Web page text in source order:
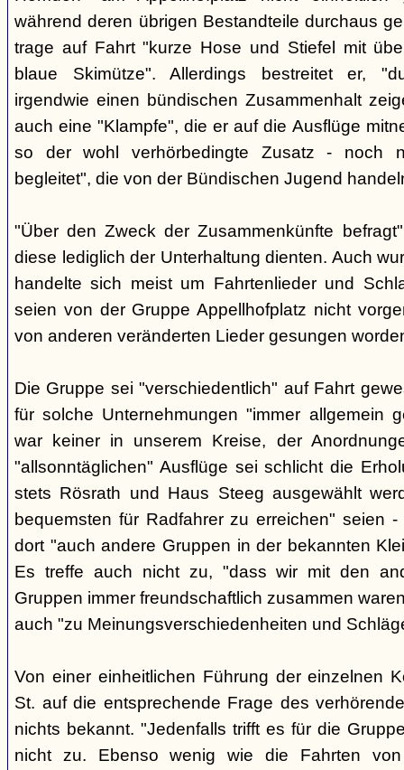
während deren übrigen Bestandteile durchaus
trage auf Fahrt "kurze Hose und Stiefel mit
blaue Skimütze". Allerdings bestreitet er,
irgendwie einen bündischen Zusammenhalt
auch eine "Klampfe", die er auf die Ausflüge
so der wohl verhörbedingte Zusatz - noch
begleitet", die von der Bündischen Jugend
"Über den Zweck der Zusammenkünfte
diese lediglich der Unterhaltung dienten. Auch
handelte sich meist um Fahrtenlieder und
seien von der Gruppe Appellhofplatz nicht
von anderen veränderten Lieder gesungen
Die Gruppe sei "verschiedentlich" auf Fahrt
für solche Unternehmungen "immer allgemein
war keiner in unserem Kreise, der
"allsonntäglichen" Ausflüge sei schlicht die
stets Rösrath und Haus Steeg ausgewählt
bequemsten für Radfahrer zu erreichen" seien
dort "auch andere Gruppen in der bekannten
Es treffe auch nicht zu, "dass wir mit den
Gruppen immer freundschaftlich zusammen
auch "zu Meinungsverschiedenheiten und
Von einer einheitlichen Führung der einzelnen
St. auf die entsprechende Frage des
nichts bekannt. "Jedenfalls trifft es für die
nicht zu. Ebenso wenig wie die Fahrten